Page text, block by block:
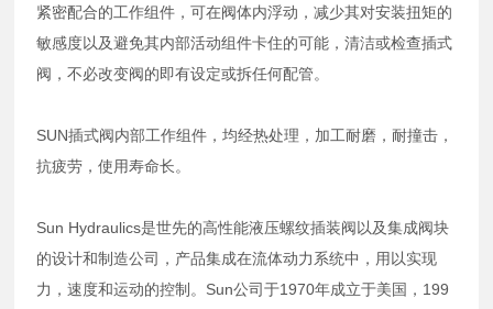
紧密配合的工作组件，可在阀体内浮动，减少其对安装扭矩的
敏感度以及避免其内部活动组件卡住的可能，清洁或检查插式
阀，不必改变阀的即有设定或拆任何配管。
SUN插式阀内部工作组件，均经热处理，加工耐磨，耐撞击，
抗疲劳，使用寿命长。
Sun Hydraulics是世先的高性能液压螺纹插装阀以及集成阀块
的设计和制造公司，产品集成在流体动力系统中，用以实现
力，速度和运动的控制。Sun公司于1970年成立于美国，199